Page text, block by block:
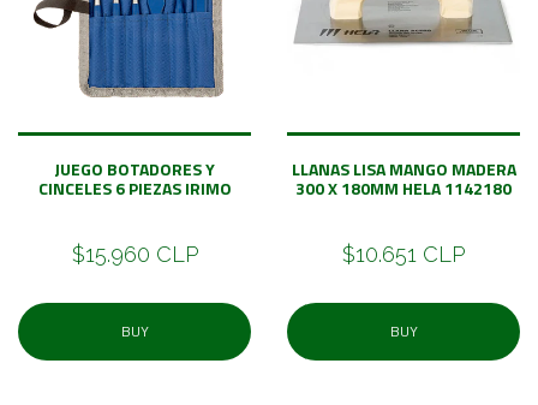
JUEGO BOTADORES Y
CINCELES 6 PIEZAS IRIMO
$15.960 CLP
BUY
LLANAS LISA MANGO MADERA
300 X 180MM HELA 1142180
$10.651 CLP
BUY